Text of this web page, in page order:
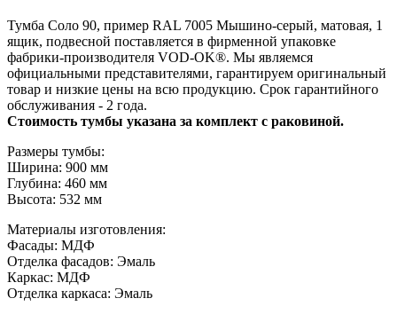
Тумба Соло 90, пример RAL 7005 Мышино-серый, матовая, 1
ящик, подвесной поставляется в фирменной упаковке
фабрики-производителя VOD-OK®. Мы являемся
официальными представителями, гарантируем оригинальный
товар и низкие цены на всю продукцию. Срок гарантийного
обслуживания - 2 года.
Стоимость тумбы указана за комплект с раковиной.
Размеры тумбы:
Ширина: 900 мм
Глубина: 460 мм
Высота: 532 мм
Материалы изготовления:
Фасады: МДФ
Отделка фасадов: Эмаль
Каркас: МДФ
Отделка каркаса: Эмаль